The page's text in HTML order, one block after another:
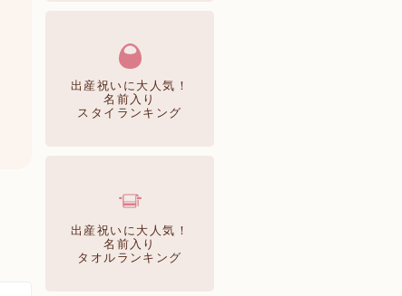
出産祝いに大人気！
名前入り
スタイランキング
出産祝いに大人気！
名前入り
タオルランキング